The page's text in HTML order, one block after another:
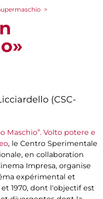
>
(CSC-
Maschio”. Volto potere e
, le Centro Sperimentale
en collaboration
Impresa, organise
expérimental et
1970, dont l'objectif est